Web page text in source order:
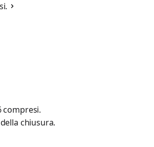
compresi.
chiusura.